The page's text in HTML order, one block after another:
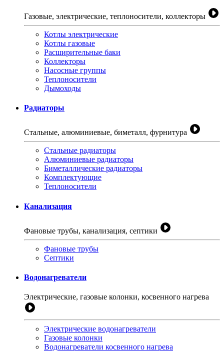
Газовые, электрические, теплоносители, коллекторы
Котлы электрические
Котлы газовые
Расширительные баки
Коллекторы
Насосные группы
Теплоносители
Дымоходы
Радиаторы
Стальные, алюминиевые, биметалл, фурнитура
Стальные радиаторы
Алюминиевые радиаторы
Биметаллические радиаторы
Комплектующие
Теплоносители
Канализация
Фановые трубы, канализация, септики
Фановые трубы
Септики
Водонагреватели
Электрические, газовые колонки, косвенного нагрева
Электрические водонагреватели
Газовые колонки
Водонагреватели косвенного нагрева